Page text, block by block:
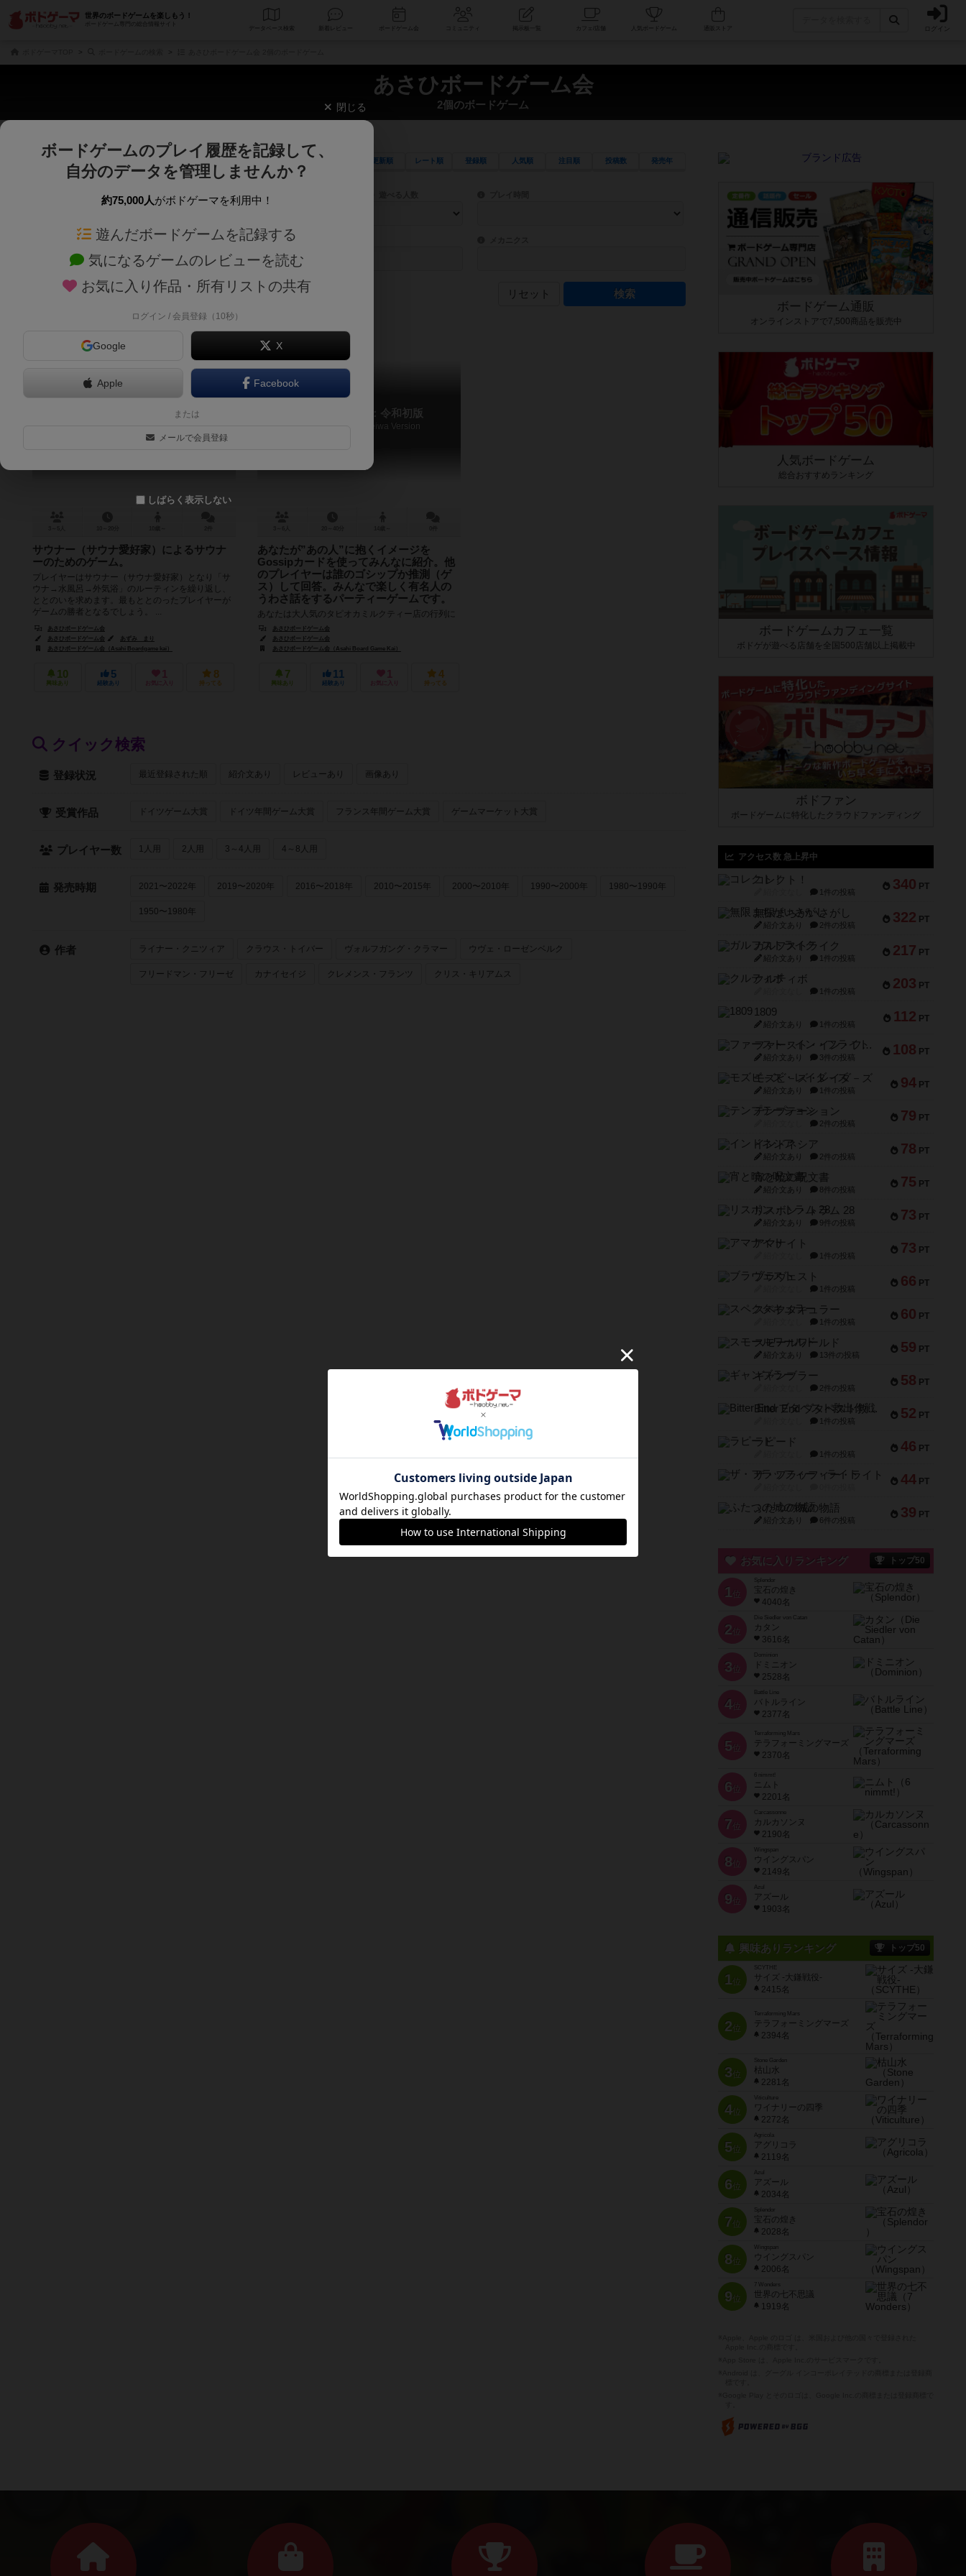
世界のボードゲームを楽しもう！
ボードゲーム専門の総合情報サイト
データベース コミュニティ 人気ボードゲーム ログイン
あさひボードゲーム会
2個のボードゲーム
じっくり表示 更新順 レート順 登録順 人気順 注目順 投稿数 発売年
商品名、商品説明文、デザイナー名、テーマ名、メカニクス名を対象にフリーワード検索ができます。
ゲームデザイナー名を指定して検索できます。
ゲームデザイナー 目安となる所要時間を指定することができます。マニュアルを読む時間や参加者へのルール説明時間は含まれていないため、初めて
対象年齢を指定します。 世界観や登場人物などモチーフ・ストーリーを指定することができます。直感的にゲームシステムを理解できるよう、中世ファンタジー・クッキング・海賊同士の対決など、ゲームコンセプトを絞
テーマ/フレーバー ゲーム性を構成するコアシステムです。主にボードゲームに慣れている方向けの絞込機能です。例えば「ダイスロール」はランダ
リセット
今日もサウナでととのいたい
サウナー（サウナ愛好家）によるサウナ
ーのためのゲーム。
プレイヤーはサウナー（サウナ愛好家）となり「サ
ウナ→水風呂→外気浴」のルーティンを繰り返し、
ととのいを求めます。最もととのったプレイヤーが
ゲームの勝者となるでしょう。 ...
あさひボードゲーム会
あさひボードゲーム会
あずみ まり
あさひボードゲーム会（Asahi Boardgame kai）
10
興味あり
5
経験あり
1
お気に入り
8
持ってる
ゴシップ＆ゲス：令和初版
Gossip & Guess: Reiwa Version
あなたが”あの人”に抱くイメージを
Gossipカードを使ってみんなに紹介。他
のプレイヤーは誰のゴシップか推測（ゲ
ス）して回答。みんなで楽しく有名人の
うわさ話をするパーティーゲームです。
あなたは大人気のタピオカミルクティー店の行列に
並んでいます。 するとまわりから誰かのうわさ話が
聞こえてきます。 「週５でタピ活してるらしいよ」
「学生の時、親友の恋...
あさひボードゲーム会
あさひボードゲーム会
あさひボードゲーム会（Asahi Board Game Kai）
7
興味あり
11
経験あり
1
お気に入り
4
持ってる
クイック検索
登録状況 最近登録された順 紹介文あり レビューあり 画像あり
受賞作品 ドイツゲーム大賞 ドイツ年間ゲーム大賞 フランス年間ゲーム大賞 ゲームマーケット大賞
プレイヤー数 1人用 2人用 3～4人用 4～8人用
発売時期 2021〜2022年 2019〜2020年 2016〜2018年 2010〜2015年 2000〜2010年 1990〜2000年 1980〜1990年
1950〜1980年
作者 ライナー・クニツィア クラウス・トイバー ヴォルフガング・クラマー ウヴェ・ローゼンベルク
フリードマン・フリーゼ カナイセイジ クレメンス・フランツ クリス・キリアムス
ボードゲーム通販
オンラインストアで7,500商品を販売中
人気ボードゲーム
総合おすすめランキング
ボードゲームカフェ一覧
ボドゲが遊べる店舗を全国500店舗以上掲載中
ボドファン
ボードゲームに特化したクラウドファンディング
アクセス数 急上昇中
340 PT
コレクト！
1件の投稿
322 PT
無限まちがいさがし
紹介文あり 2件の投稿
217 PT
ガルフストライク
紹介文あり 1件の投稿
203 PT
クルティボ
1件の投稿
112 PT
1809
紹介文あり 1件の投稿
108 PT
ファースト・イン・フライト
紹介文あり 3件の投稿
94 PT
モズビ－ズ・レイダ－ズ
紹介文あり 1件の投稿
79 PT
テンプテーション
2件の投稿
78 PT
インドネシア
紹介文あり 2件の投稿
75 PT
宵と暁の呪文書
紹介文あり 8件の投稿
73 PT
リスボン・トラム 28
紹介文あり 9件の投稿
73 PT
アマナイト
1件の投稿
66 PT
ブラヴェスト
1件の投稿
60 PT
スペクタキュラー
1件の投稿
59 PT
スモールワールド
紹介文あり 13件の投稿
58 PT
ギャンブラー
2件の投稿
52 PT
Bitter End ブタペスト救出作戦
1件の投稿
46 PT
ラピード
1件の投稿
44 PT
ザ・フラッフィー・ライト
39 PT
ふたつの城の物語
紹介文あり 6件の投稿
お気に入りランキング トップ50
1 位
宝石の煌き
4040名
2 位
Die Siedler von Catan
カタン
3616名
3 位
ドミニオン
2528名
4位
Battle Line
バトルライン
2377名
5 位
Terraforming Mars
テラフォーミングマーズ
2370名
6 位
ニムト
2201名
7 位
Carcassonne
カルカソンヌ
2190名
8 位
Wingspan
ウイングスパン
2149名
9 位
Azul
アズール
1903名
興味ありランキング トップ50
1位
SCYTHE
サイズ -大鎌戦役-
2415名
2位
Terraforming Mars
テラフォーミングマーズ
2394名
3位
Stone Garden
枯山水
2281名
4位
Viticulture
ワイナリーの四季
2272名
5位
Agricola
アグリコラ
2119名
6位
Azul
アズール
2034名
7位
宝石の煌き
2028名
8位
Wingspan
ウイングスパン
2006名
9位
7 Wonders
世界の七不思議
1919名
閉じる
ボードゲームのプレイ履歴を記録して、
自分のデータを管理しませんか？
約75,000人がボドゲーマを利用中！
遊んだボードゲームを記録する
気になるゲームのレビューを読む
お気に入り作品・所有リストの共有
ログイン / 会員登録（10秒）
Google X
Apple Facebook
または
メールで会員登録
しばらく表示しない